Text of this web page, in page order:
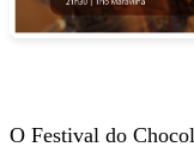
O Festival do